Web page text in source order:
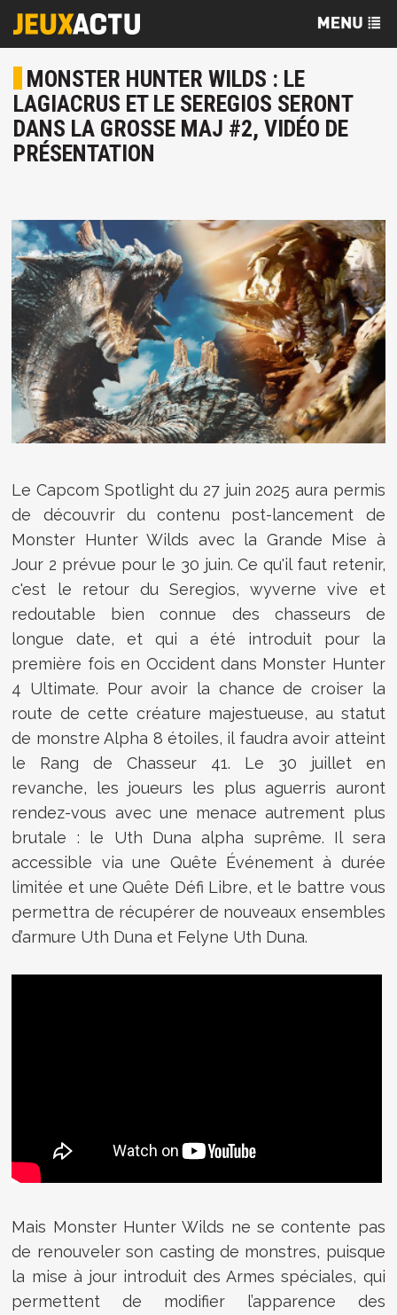
MONSTER HUNTER WILDS : LE
LAGIACRUS ET LE SEREGIOS SERONT
DANS LA GROSSE MAJ #2, VIDÉO DE
PRÉSENTATION
Le Capcom Spotlight du 27 juin 2025 aura permis
de découvrir du contenu post-lancement de
Monster Hunter Wilds avec la Grande Mise à
Jour 2 prévue pour le 30 juin. Ce qu'il faut retenir,
c'est le retour du Seregios, wyverne vive et
redoutable bien connue des chasseurs de
longue date, et qui a été introduit pour la
première fois en Occident dans Monster Hunter
4 Ultimate. Pour avoir la chance de croiser la
route de cette créature majestueuse, au statut
de monstre Alpha 8 étoiles, il faudra avoir atteint
le Rang de Chasseur 41. Le 30 juillet en
revanche, les joueurs les plus aguerris auront
rendez-vous avec une menace autrement plus
brutale : le Uth Duna alpha suprême. Il sera
accessible via une Quête Événement à durée
limitée et une Quête Défi Libre, et le battre vous
permettra de récupérer de nouveaux ensembles
d’armure Uth Duna et Felyne Uth Duna.
Mais Monster Hunter Wilds ne se contente pas
de renouveler son casting de monstres, puisque
la mise à jour introduit des Armes spéciales, qui
permettent de modifier l’apparence des